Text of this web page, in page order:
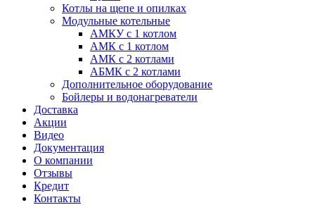
Котлы на щепе и опилках
Модульные котельные
АМКУ с 1 котлом
АМК с 1 котлом
АМК с 2 котлами
АБМК с 2 котлами
Дополнительное оборудование
Бойлеры и водонагреватели
Доставка
Акции
Видео
Документация
О компании
Отзывы
Кредит
Контакты